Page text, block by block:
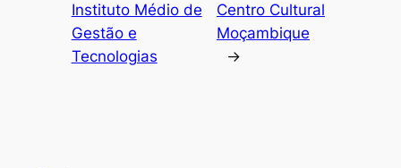
Instituto Médio de
Gestão e
Tecnologias
Centro Cultural
Moçambique
→